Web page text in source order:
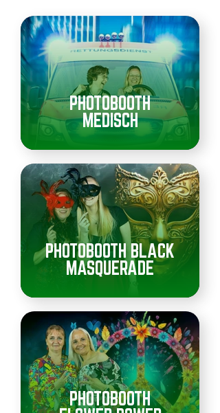
PHOTOBOOTH
MEDISCH
PHOTOBOOTH BLACK
MASQUERADE
PHOTOBOOTH